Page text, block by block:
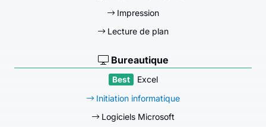
Impression
Lecture de plan
Bureautique
Excel
Initiation informatique
Logiciels Microsoft